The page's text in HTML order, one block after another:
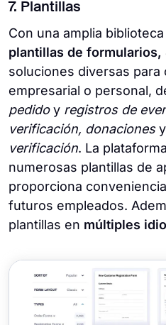
7. Plantillas
Con una amplia
plantillas de formularios,
soluciones diversas para
empresarial o personal,
pedidoy registros de
verificación, donacionesy
verificación. La
numerosas plantillas de
proporciona
futuros empleados.
plantillas en múltiples